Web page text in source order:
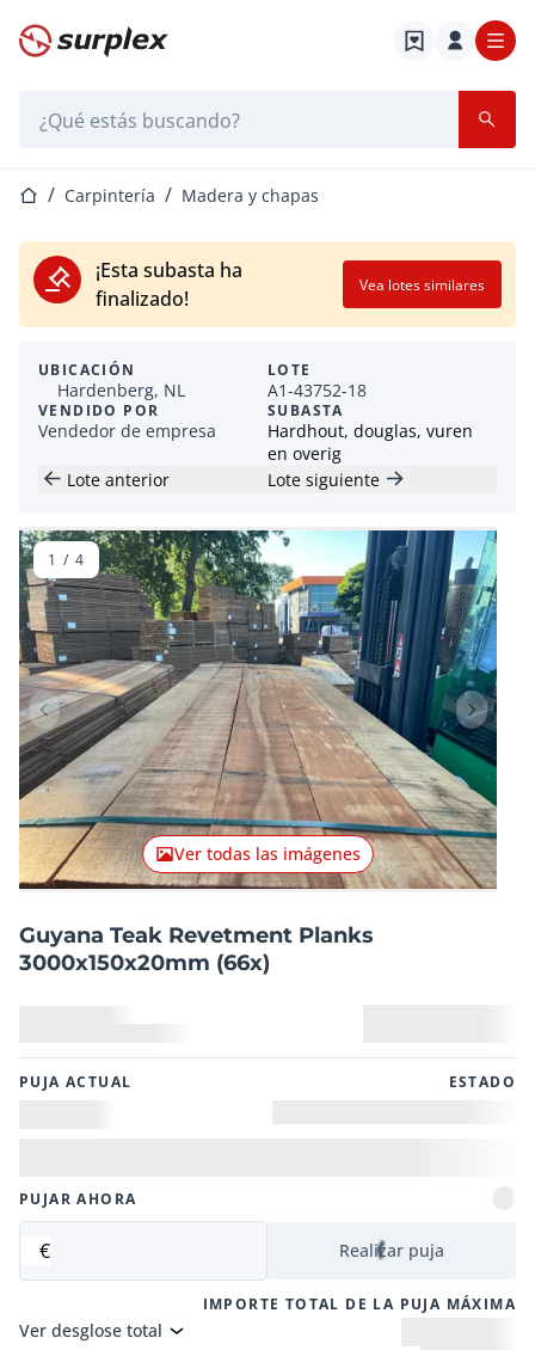
Página de inicio
Página de inicio
Carpintería Madera y chapas
¡Esta subasta ha
finalizado!
Vea lotes similares
UBICACIÓN
Hardenberg, NL
VENDIDO POR
Vendedor de empresa
LOTE
A1-43752-18
SUBASTA
Hardhout, douglas, vuren
en overig
Lote anterior
Lote siguiente
Artículo anterior
Ver todas las imágenes
1 / 4
Guyana Teak Revetment Planks
3000x150x20mm (66x)
PUJA ACTUAL ESTADO
PUJAR AHORA
€ Realizar puja
IMPORTE TOTAL DE LA PUJA MÁXIMA
Ver desglose total